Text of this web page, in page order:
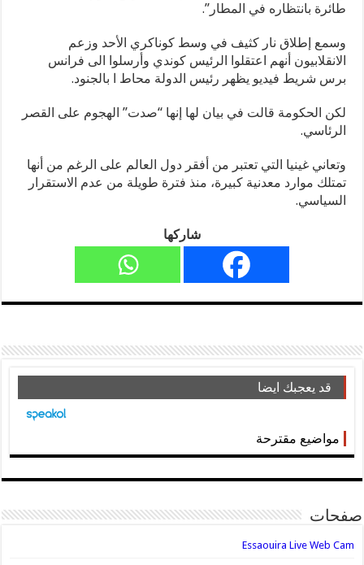
طائرة بانتظاره في المطار”.
وسمع إطلاق نار كثيف في وسط كوناكري الأحد وزعم
الانقلابيون أنهم اعتقلوا الرئيس كوندي وأرسلوا الى فرانس
برس شريط فيديو يظهر رئيس الدولة محاط ا بالجنود.
لكن الحكومة قالت في بيان لها إنها “صدت” الهجوم على القصر
الرئاسي.
وتعاني غينيا التي تعتبر من أفقر دول العالم على الرغم من أنها
تمتلك موارد معدنية كبيرة، منذ فترة طويلة من عدم الاستقرار
السياسي.
شاركها
قد يعجبك ايضا
مواضيع مقترحة
صفحات
Essaouira Live Web Cam